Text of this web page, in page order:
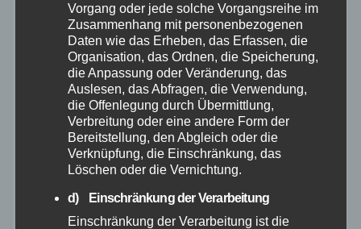
Februar 2026
Januar 2026
Dezember 2025
November 2025
Oktober 2025
Vorgang oder jede solche Vorgangsreihe im
Zusammenhang mit personenbezogenen
Daten wie das Erheben, das Erfassen, die
Organisation, das Ordnen, die Speicherung,
die Anpassung oder Veränderung, das
Auslesen, das Abfragen, die Verwendung,
die Offenlegung durch Übermittlung,
Verbreitung oder eine andere Form der
Bereitstellung, den Abgleich oder die
Verknüpfung, die Einschränkung, das
Löschen oder die Vernichtung.
d) Einschränkung der Verarbeitung
Einschränkung der Verarbeitung ist die